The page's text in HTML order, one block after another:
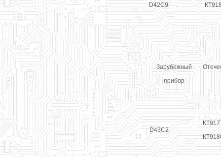
D42C9
Зарубежный
прибор
D43C2